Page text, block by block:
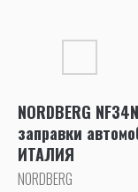
NORDBERG
заправки
ИТАЛИЯ
NORDBERG